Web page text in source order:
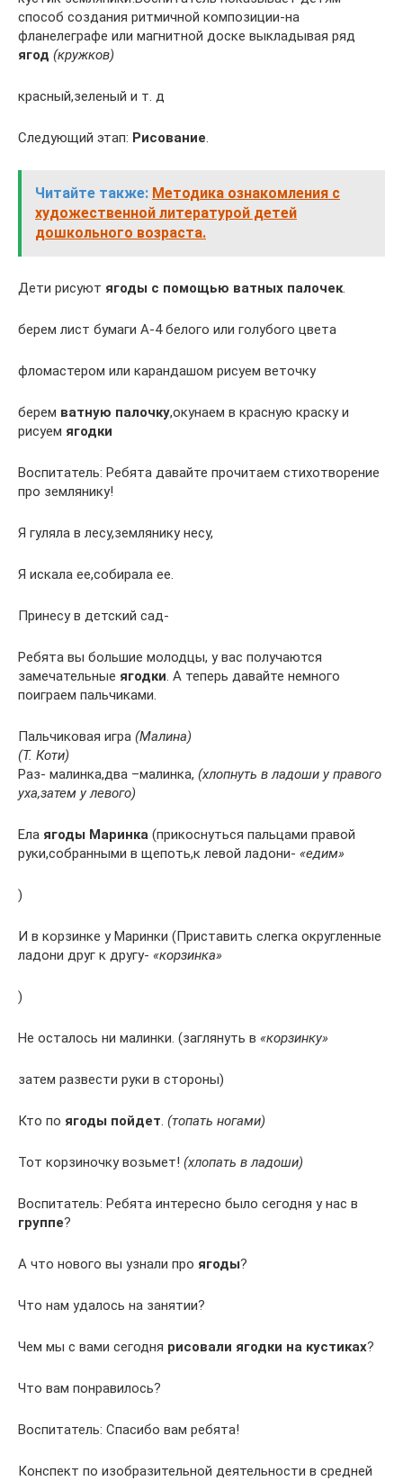
способ создания ритмичной композиции-на
фланелеграфе или магнитной доске выкладывая ряд
ягод (кружков)
красный,зеленый и т. д
Следующий этап: Рисование.
Читайте также: Методика ознакомления с
художественной литературой детей
дошкольного возраста.
Дети рисуют ягоды с помощью ватных палочек.
берем лист бумаги А-4 белого или голубого цвета
фломастером или карандашом рисуем веточку
берем ватную палочку,окунаем в красную краску и
рисуем ягодки
Воспитатель: Ребята давайте прочитаем стихотворение
про землянику!
Я гуляла в лесу,землянику несу,
Я искала ее,собирала ее.
Принесу в детский сад-
Ребята вы большие молодцы, у вас получаются
замечательные ягодки. А теперь давайте немного
поиграем пальчиками.
Пальчиковая игра (Малина)
(Т. Коти)
Раз- малинка,два –малинка, (хлопнуть в ладоши у правого
уха,затем у левого)
Ела ягоды Маринка (прикоснуться пальцами правой
руки,собранными в щепоть,к левой ладони- «едим»
)
И в корзинке у Маринки (Приставить слегка округленные
ладони друг к другу- «корзинка»
)
Не осталось ни малинки. (заглянуть в «корзинку»
затем развести руки в стороны)
Кто по ягоды пойдет. (топать ногами)
Тот корзиночку возьмет! (хлопать в ладоши)
Воспитатель: Ребята интересно было сегодня у нас в
группе?
А что нового вы узнали про ягоды?
Что нам удалось на занятии?
Чем мы с вами сегодня рисовали ягодки на кустиках?
Что вам понравилось?
Воспитатель: Спасибо вам ребята!
Конспект по изобразительной деятельности в средней